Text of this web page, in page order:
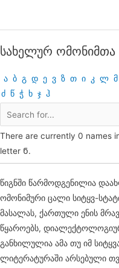
სახელურ
ა ბ გ დ ე ვ ზ თ ი კ ლ მ
ძ წ ჭ ხ ჯ ჰ
There are currently 0 names
letter Ნ.
წიგნში წარმოდგენილია
ომონიმური ცალი სიტყვ-
მასალას, ქართული ენის
წყაროებს,
განხილულია ამა თუ იმ
ლიტერატურაში არსებული